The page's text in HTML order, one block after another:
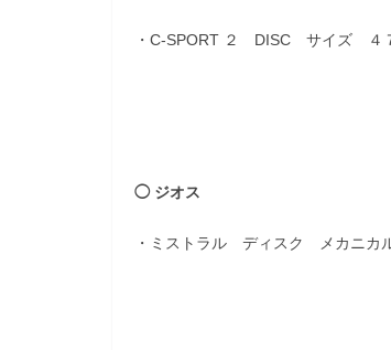
・C-SPORT ２ DISC サイズ ４
◯ ジオス
・ミストラル ディスク メカニ